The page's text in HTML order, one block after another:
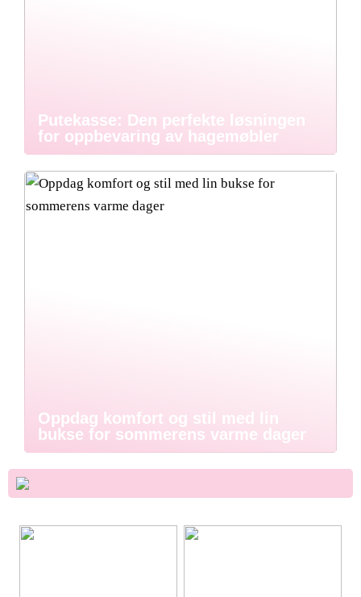
Putekasse: Den perfekte løsningen
for oppbevaring av hagemøbler
Oppdag komfort og stil med lin
bukse for sommerens varme dager